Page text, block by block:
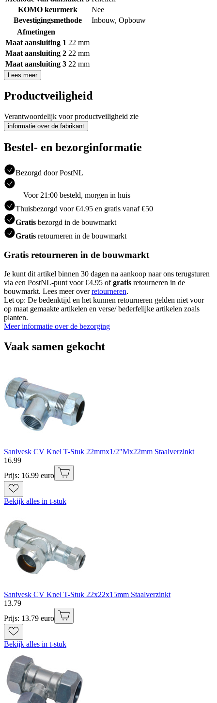
KOMO keurmerk
Nee
Bevestigingsmethode
Inbouw, Opbouw
Afmetingen
Maat aansluiting 1 22 mm
Maat aansluiting 2 22 mm
Maat aansluiting 3 22 mm
Lees meer
Productveiligheid
Verantwoordelijk voor productveiligheid zie
informatie over de fabrikant
Bestel- en bezorginformatie
Bezorgd door PostNL
Voor 21:00 besteld, morgen in huis
Thuisbezorgd voor €4.95 en gratis vanaf €50
Gratis bezorgd in de bouwmarkt
Gratis retourneren in de bouwmarkt
Gratis retourneren in de bouwmarkt
Je kunt dit artikel binnen 30 dagen na aankoop naar ons terugsturen
via een PostNL-punt voor €4.95 ofgratis retourneren in de
bouwmarkt. Lees meer overretourneren.
Let op: De bedenktijd en het kunnen retourneren gelden niet voor
op maat gemaakte artikelen en verse/ bederfelijke artikelen zoals
planten.
Meer informatie over de bezorging
Vaak samen gekocht
Sanivesk CV Knel T-Stuk 22mmx1/2"Mx22mm Staalverzinkt
16.99
Prijs: 16.99 euro
Bekijk alles in t-stuk
Sanivesk CV Knel T-Stuk 22x22x15mm Staalverzinkt
13.79
Prijs: 13.79 euro
Bekijk alles in t-stuk